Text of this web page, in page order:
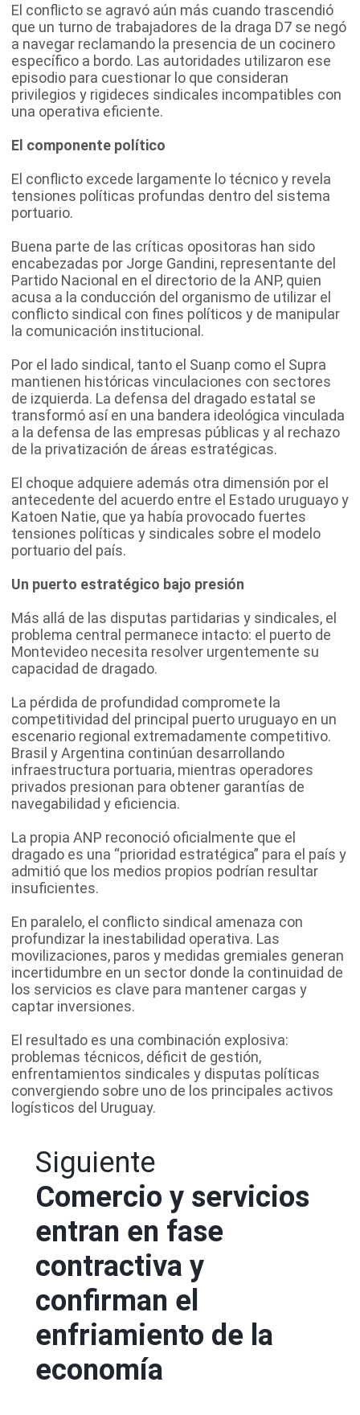
El conflicto se agravó aún más cuando trascendió
que un turno de trabajadores de la draga D7 se negó
a navegar reclamando la presencia de un cocinero
específico a bordo. Las autoridades utilizaron ese
episodio para cuestionar lo que consideran
privilegios y rigideces sindicales incompatibles con
una operativa eficiente.
El componente político
El conflicto excede largamente lo técnico y revela
tensiones políticas profundas dentro del sistema
portuario.
Buena parte de las críticas opositoras han sido
encabezadas por Jorge Gandini, representante del
Partido Nacional en el directorio de la ANP, quien
acusa a la conducción del organismo de utilizar el
conflicto sindical con fines políticos y de manipular
la comunicación institucional.
Por el lado sindical, tanto el Suanp como el Supra
mantienen históricas vinculaciones con sectores
de izquierda. La defensa del dragado estatal se
transformó así en una bandera ideológica vinculada
a la defensa de las empresas públicas y al rechazo
de la privatización de áreas estratégicas.
El choque adquiere además otra dimensión por el
antecedente del acuerdo entre el Estado uruguayo y
Katoen Natie, que ya había provocado fuertes
tensiones políticas y sindicales sobre el modelo
portuario del país.
Un puerto estratégico bajo presión
Más allá de las disputas partidarias y sindicales, el
problema central permanece intacto: el puerto de
Montevideo necesita resolver urgentemente su
capacidad de dragado.
La pérdida de profundidad compromete la
competitividad del principal puerto uruguayo en un
escenario regional extremadamente competitivo.
Brasil y Argentina continúan desarrollando
infraestructura portuaria, mientras operadores
privados presionan para obtener garantías de
navegabilidad y eficiencia.
La propia ANP reconoció oficialmente que el
dragado es una “prioridad estratégica” para el país y
admitió que los medios propios podrían resultar
insuficientes.
En paralelo, el conflicto sindical amenaza con
profundizar la inestabilidad operativa. Las
movilizaciones, paros y medidas gremiales generan
incertidumbre en un sector donde la continuidad de
los servicios es clave para mantener cargas y
captar inversiones.
El resultado es una combinación explosiva:
problemas técnicos, déficit de gestión,
enfrentamientos sindicales y disputas políticas
convergiendo sobre uno de los principales activos
logísticos del Uruguay.
Siguiente
Comercio y servicios
entran en fase
contractiva y
confirman el
enfriamiento de la
economía